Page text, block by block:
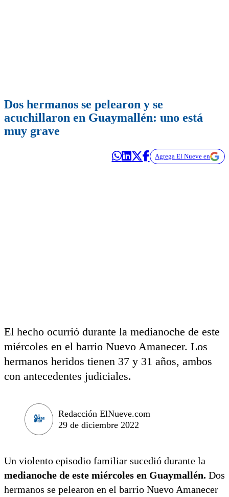
Dos hermanos se pelearon y se
acuchillaron en Guaymallén: uno está
muy grave
Agrega El Nueve en
El hecho ocurrió durante la medianoche de este
miércoles en el barrio Nuevo Amanecer. Los
hermanos heridos tienen 37 y 31 años, ambos
con antecedentes judiciales.
Redacción ElNueve.com
29 de diciembre 2022
Un violento episodio familiar sucedió durante la
medianoche de este miércoles en Guaymallén. Dos
hermanos se pelearon en el barrio Nuevo Amanecer